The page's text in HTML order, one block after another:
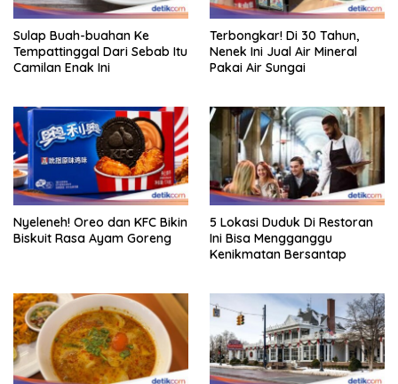
Sulap Buah-buahan Ke
Tempattinggal Dari Sebab Itu
Camilan Enak Ini
Terbongkar! Di 30 Tahun,
Nenek Ini Jual Air Mineral
Pakai Air Sungai
Nyeleneh! Oreo dan KFC Bikin
Biskuit Rasa Ayam Goreng
5 Lokasi Duduk Di Restoran
Ini Bisa Mengganggu
Kenikmatan Bersantap